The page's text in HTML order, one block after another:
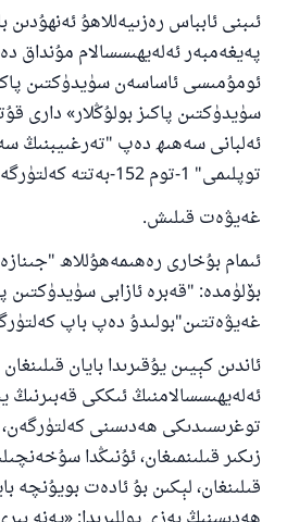
ئىبنى ئابباس رەزىيەللاھۇ ئەنھۇدىن
پەيغەمبەر ئەلەيھىسسالام مۇنداق
ئومۇمىسى ئاساسەن سۈيدۈكتىن
سۈيدۈكتىن پاكىز بولۇڭلار» دارى
ئەلبانى سەھىھ دەپ "تەرغىيبنىڭ
توپلىمى" 1-توم 152-بەتتە كەلتۈرگەن.
غەيۋەت قىلىش.
ئىمام بۇخارى رەھىمەھۇللاھ
بۆلۈمدە: "قەبرە ئازابى سۈيدۈكتىن
غەيۋەتتىن"بولىدۇ دەپ باپ
ئاندىن كېيىن يۇقىرىدا بايان
ئەلەيھىسسالامنىڭ ئىككى قەبىرنىڭ
توغرىسىدىكى ھەدىسنى
زىكىر قىلىنمىغان، ئۇنىڭدا
قىلىنغان، لېكىن بۇ ئادەت بويۇنچە